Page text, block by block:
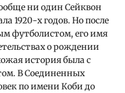
ни один Сейквон
1920-х годов. Но после
футболистом, его имя
о рождении
история была с
В Соединенных
по имени Коби до